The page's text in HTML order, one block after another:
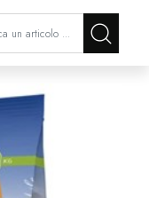
di un filtro